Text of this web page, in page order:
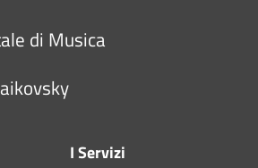
di Musica
I Servizi